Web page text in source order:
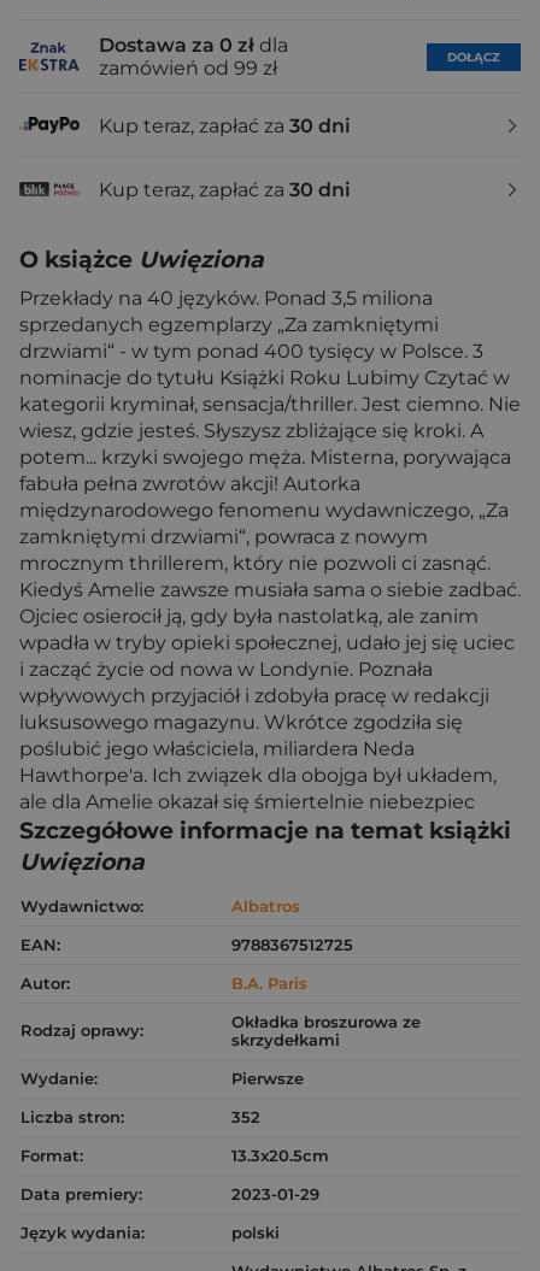
Dostawa za 0 zł dla
zamówień od 99 zł
DOŁĄCZ
Kup teraz, zapłać za 30 dni
Kup teraz, zapłać za 30 dni
O książce Uwięziona
Przekłady na 40 języków. Ponad 3,5 miliona
sprzedanych egzemplarzy „Za zamkniętymi
drzwiami“ - w tym ponad 400 tysięcy w Polsce. 3
nominacje do tytułu Książki Roku Lubimy Czytać w
kategorii kryminał, sensacja/thriller. Jest ciemno. Nie
wiesz, gdzie jesteś. Słyszysz zbliżające się kroki. A
potem... krzyki swojego męża. Misterna, porywająca
fabuła pełna zwrotów akcji! Autorka
międzynarodowego fenomenu wydawniczego, „Za
zamkniętymi drzwiami“, powraca z nowym
mrocznym thrillerem, który nie pozwoli ci zasnąć.
Kiedyś Amelie zawsze musiała sama o siebie zadbać.
Ojciec osierocił ją, gdy była nastolatką, ale zanim
wpadła w tryby opieki społecznej, udało jej się uciec
i zacząć życie od nowa w Londynie. Poznała
wpływowych przyjaciół i zdobyła pracę w redakcji
luksusowego magazynu. Wkrótce zgodziła się
poślubić jego właściciela, miliardera Neda
Hawthorpe'a. Ich związek dla obojga był układem,
ale dla Amelie okazał się śmiertelnie niebezpiec
Szczegółowe informacje na temat książki
Uwięziona
Wydawnictwo:
Albatros
EAN:
9788367512725
Autor:
B.A. Paris
Rodzaj oprawy:
Okładka broszurowa ze
skrzydełkami
Wydanie:
Pierwsze
Liczba stron:
352
Format:
13.3x20.5cm
Data premiery:
2023-01-29
Język wydania:
polski